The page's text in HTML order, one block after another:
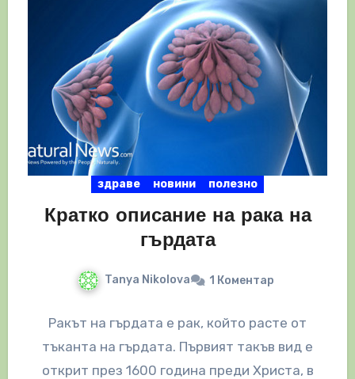
здраве новини полезно
Кратко описание на рака на
гърдата
Tanya Nikolova 1 Коментар
Ракът на гърдата е рак, който расте от
тъканта на гърдата. Първият такъв вид е
открит през 1600 година преди Христа, в